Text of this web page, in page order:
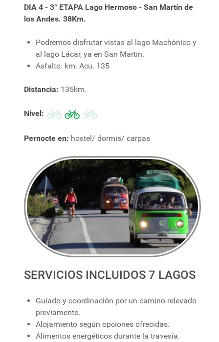
DIA 4 - 3° ETAPA Lago Hermoso - San Martín de
los Andes. 38Km.
Podremos disfrutar vistas al lago Machónico y
al lago Lácar, ya en San Martin.
Asfalto. km. Acu. 135
Distancia: 135km.
Nivel:
Pernocte en: hostel/ dormis/ carpas
SERVICIOS INCLUIDOS 7 LAGOS
Guiado y coordinación por un camino relevado
previamente.
Alojamiento según opciones ofrecidas.
Alimentos energéticos durante la travesía.